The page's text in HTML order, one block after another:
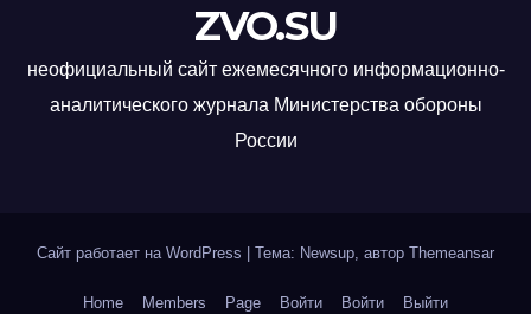
ZVO.SU
неофициальный сайт ежемесячного информационно-
аналитического журнала Министерства обороны
России
Сайт работает на WordPress Тема: Newsup, автор Themeansar
Home Members Page Войти Войти Выйти